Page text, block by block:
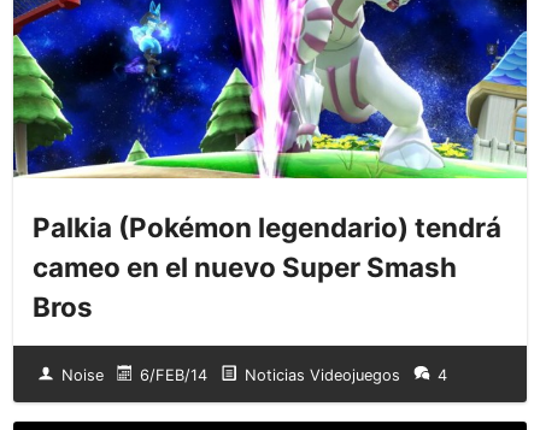
Palkia (Pokémon legendario) tendrá
cameo en el nuevo Super Smash
Bros
Noise 6/FEB/14 Noticias Videojuegos 4